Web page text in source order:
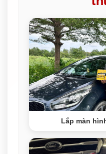
Lắp màn